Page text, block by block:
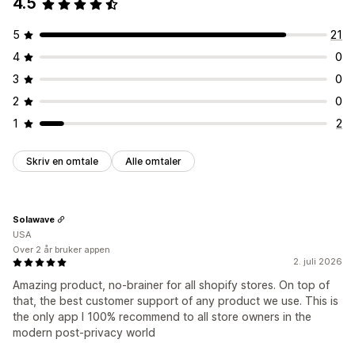
5
21
4
0
3
0
2
0
1
2
Skriv en omtale Alle omtaler
2. juli 2026
Amazing product, no-brainer for all shopify stores. On top of
that, the best customer support of any product we use. This is
the only app I 100% recommend to all store owners in the
modern post-privacy world
Solawave
USA
Over 2 år bruker appen